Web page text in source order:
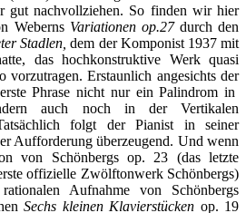
gut nachvollziehen. So finden wir hier
Weberns Variationen op.27 durch den
Stadlen,dem der Komponist 1937 mit
das hochkonstruktive Werk quasi
vorzutragen. Erstaunlich angesichts der
Phrase nicht nur ein Palindrom in
auch noch in der Vertikalen
folgt der Pianist in seiner
Aufforderung überzeugend. Und wenn
von Schönbergs op. 23 (das letzte
offizielle Zwölftonwerk Schönbergs)
Aufnahme von Schönbergs
Sechs kleinen Klavierstücken op. 19